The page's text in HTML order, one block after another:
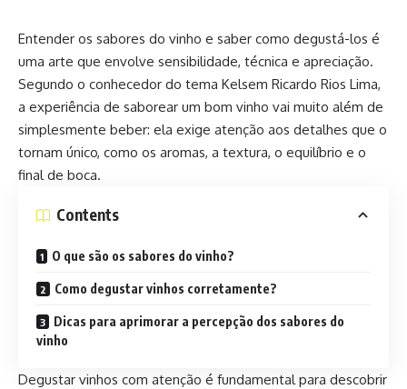
Entender os sabores do vinho e saber como degustá-los é
uma arte que envolve sensibilidade, técnica e apreciação.
Segundo o conhecedor do tema Kelsem Ricardo Rios Lima,
a experiência de saborear um bom vinho vai muito além de
simplesmente beber: ela exige atenção aos detalhes que o
tornam único, como os aromas, a textura, o equilíbrio e o
final de boca.
Contents
O que são os sabores do vinho?
Como degustar vinhos corretamente?
Dicas para aprimorar a percepção dos sabores do
vinho
Degustar vinhos com atenção é fundamental para descobrir